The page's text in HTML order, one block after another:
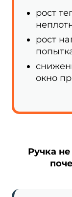
рост
рост
окно
Ручка